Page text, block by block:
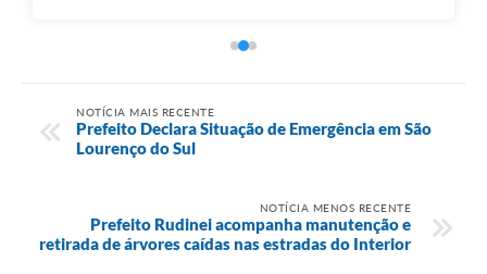
NOTÍCIA MAIS RECENTE
Prefeito Declara Situação de Emergência em São
Lourenço do Sul
NOTÍCIA MENOS RECENTE
Prefeito Rudinei acompanha manutenção e
retirada de árvores caídas nas estradas do Interior